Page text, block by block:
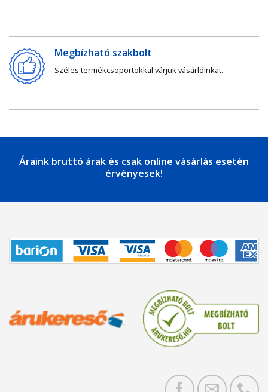
Megbízható szakbolt
Széles termékcsoportokkal várjuk vásárlóinkat.
Áraink bruttó árak és csak online vásárlás esetén
érvényesek!